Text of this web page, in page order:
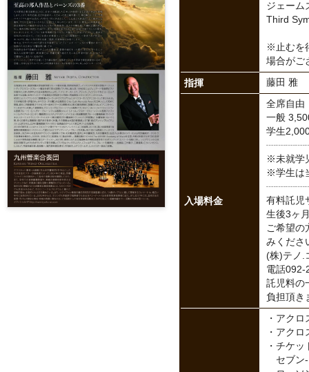
ジェー
Third
※止むを
場合がご
指揮 藤田 雅
入場料金
全席自由
一般
学生
※未就学
※学生は
有料託児
生後3ヶ
ご希望の
みくださ
(株)テノ.
電話092-
託児料の
負担頂き
・アク
・アク
・チケ
セブン-